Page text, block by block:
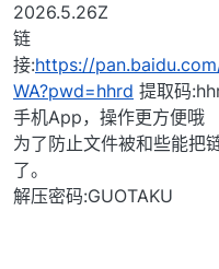
2026.5.26Z
链
接:https://
WA?pwd=hhrd 提取码
手机App，操作更方便哦
为了防止文件被和些能把
了。
解压密码:GUOTAKU